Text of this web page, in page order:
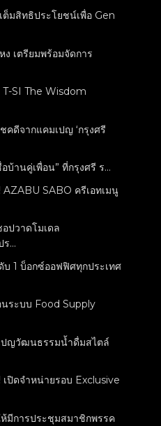
มสิทธิประโยชน์เพื่อ Gen
เตรียมพร้อมจัดการ
T-SI The Wisdom
คดีจากแคมเปญ ‘กรุงศรี
บ้านคู่เพื่อน” ที่กรุงศรี ร...
SABO ครีเอทเมนู
ปวาดโมเดล
...
1 บ็อกซ์ออฟฟิศทุกประเทศ
ระบบ Food Supply
ปญวัฒนธรรมน้ำดื่มสไตล์
ปิดจำหน่ายรอบ Exclusive
มีการประชุมสมาชิกพรรค